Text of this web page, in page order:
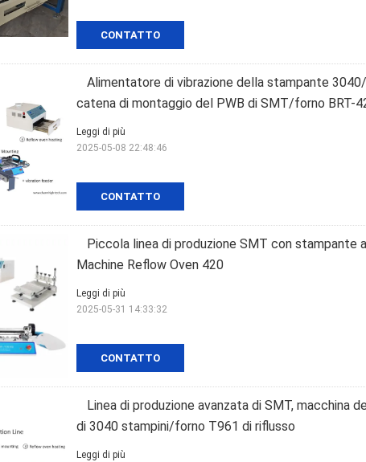
CONTATTO
Alimentatore di vibrazione della stampante
catena di montaggio del PWB di SMT/forno BRT-
CONTATTO
Leggi di più
2025-05-08 22:48:46
Piccola linea di produzione SMT con stampante
Machine Reflow Oven 420
CONTATTO
Leggi di più
2025-05-31 14:33:32
Linea di produzione avanzata di SMT, macchina
di 3040 stampini/forno T961 di riflusso
Leggi di più